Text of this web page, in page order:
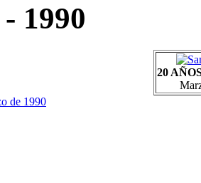
1990
20
de 1990